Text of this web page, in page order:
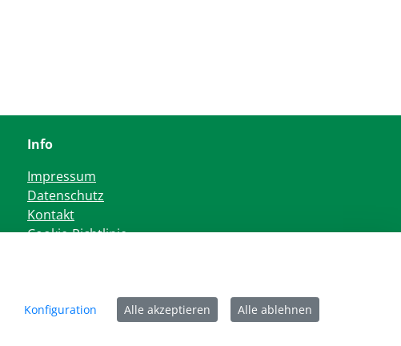
Info
Impressum
Datenschutz
Kontakt
Cookie-Richtlinie
Konfiguration Alle akzeptieren Alle ablehnen